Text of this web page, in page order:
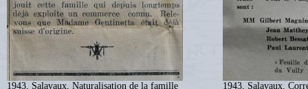
1943, Salavaux, Naturalisation de la famille
1943, Salavaux,